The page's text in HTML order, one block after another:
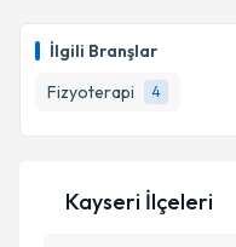
İlgili Branşlar
Fizyoterapi
4
takvim
E-posta Adresiniz
Kayseri İlçeleri